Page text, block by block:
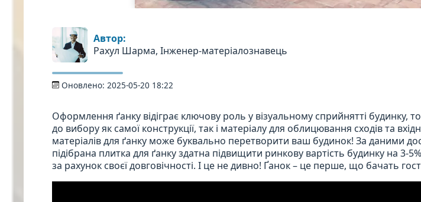
Автор:
Рахул Шарма, Інженер-матеріалознавець
Оновлено:2025-05-20 18:22
Оформлення ґанку відіграє ключову роль у візуальному сприйнятті будинку,
до вибору як самої конструкції, так і матеріалу для облицювання сходів та
матеріалів для ґанку може буквально перетворити ваш будинок! За даними
підібрана плитка для ґанку здатна підвищити ринкову вартість будинку на 3-
за рахунок своєї довговічності. І це не дивно! Ґанок – це перше, що бачать